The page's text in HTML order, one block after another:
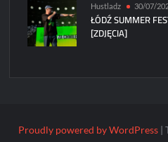
Hustladz 30/07/
ŁÓDŹ SUMMER
[ZDJĘCIA]
Proudly powered by WordPress |